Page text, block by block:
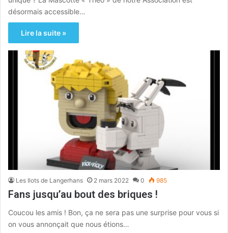
désormais accessible…
Lire la suite »
Les Ilots de Langerhans 2 mars 2022 0 985
Fans jusqu’au bout des briques !
Coucou les amis ! Bon, ça ne sera pas une surprise pour vous si
on vous annonçait que nous étions…